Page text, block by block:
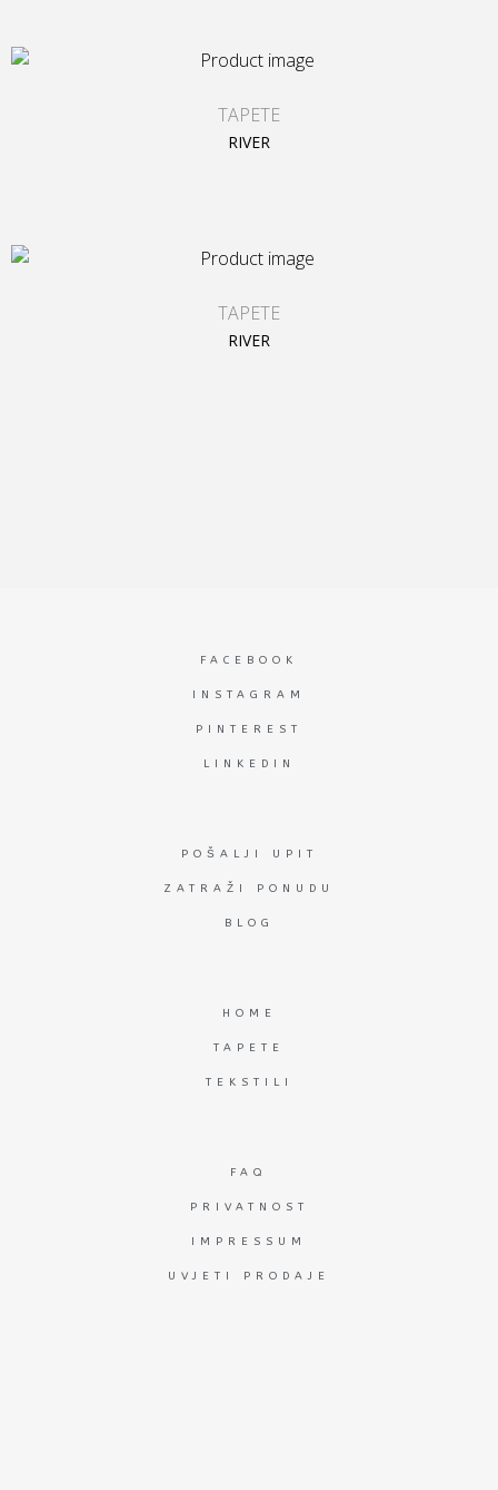
TAPETE
RIVER
TAPETE
RIVER
FACEBOOK
INSTAGRAM
PINTEREST
LINKEDIN
POŠALJI UPIT
ZATRAŽI PONUDU
BLOG
HOME
TAPETE
TEKSTILI
FAQ
PRIVATNOST
IMPRESSUM
UVJETI PRODAJE